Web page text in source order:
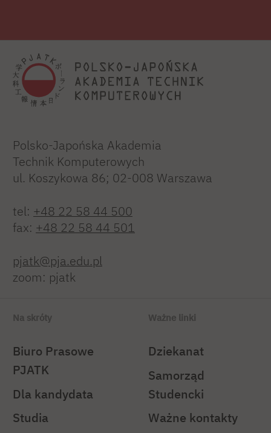
Polsko-Japońska Akademia
Technik Komputerowych
ul. Koszykowa 86; 02-008 Warszawa
tel: +48 22 58 44 500
fax: +48 22 58 44 501
pjatk@pja.edu.pl
zoom: pjatk
Na skróty
Biuro Prasowe
PJATK
Dla kandydata
Studia
Ważne linki
Dziekanat
Samorząd
Studencki
Ważne kontakty